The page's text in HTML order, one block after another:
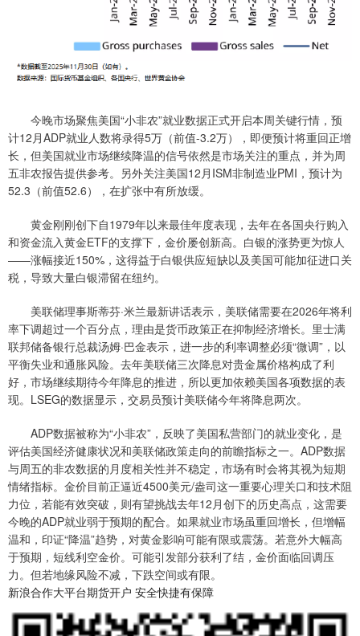
今晚市场聚焦美国“小非农”就业数据正式开启本周关键行情，预
计12月ADP就业人数将录得5万（前值-3.2万），即便预计将重回正增
长，但美国就业市场继续降温的信号依然是市场关注的重点，并为周
五非农报告提供参考。另外关注美国12月ISM非制造业PMI，预计为
52.3（前值52.6），在扩张中有所放缓。
黄金刚刚创下自1979年以来最佳年度表现，去年在各国央行购入
和资金流入黄金ETF的支撑下，金价屡创新高。白银的涨势更为惊人
——涨幅接近150%，这得益于白银供应短缺以及美国可能加征进口关
税，导致大量白银滞留在纽约。
美联储理事斯蒂芬·米兰最新讲话表示，美联储需要在2026年将利
率下调超过一个百分点，理由是货币政策正在抑制经济增长。里士满
联邦储备银行总裁汤姆·巴金表示，进一步的利率调整必须“微调”，以
平衡失业和通胀风险。去年美联储三次降息对贵金属价格构成了利
好，市场继续期待今年降息的推进，所以更加依赖美国各项数据的表
现。LSEG的数据显示，交易员预计美联储今年将降息两次。
ADP数据被称为“小非农”，反映了美国私营部门的就业变化，是
评估美国经济健康状况和美联储政策走向的前瞻指标之一。ADP数据
与周五的非农数据的月度相关性并不稳定，市场有时会将其视为短期
情绪指标。金价目前正逼近4500美元/盎司这一重要心理关口和技术阻
力位，若能有效突破，则有望挑战去年12月创下的历史高点，这需要
今晚的ADP就业弱于预期的配合。如果就业市场虽重回增长，但增幅
温和，印证“降温”趋势，对黄金影响可能有限或震荡。若意外大幅高
于预期，短线利空金价。可能引发部分获利了结，金价面临回调压
力。但若地缘风险不减，下跌空间或有限。
新浪合作大平台期货开户 安全快捷有保障